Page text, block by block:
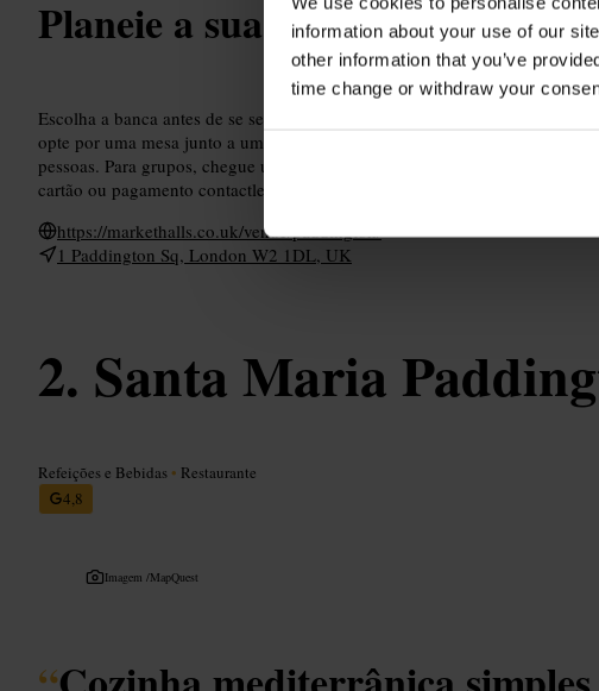
information about your use of our
other information that you’ve
time change or withdraw your
Planeie a sua visita
Escolha a banca antes de se sentar para poupar tempo, especialmente ao
opte por uma mesa junto a uma parede ou ao balcão, assim é mais fácil
pessoas. Para grupos, chegue um pouco mais cedo nos dias úteis para
cartão ou pagamento contactless para acelerar o pedido.
https://markethalls.co.uk/venue/paddington/
1 Paddington Sq, London W2 1DL, UK
Santa Maria
Refeições e Bebidas • Restaurante
4,8
Imagem /MapQuest